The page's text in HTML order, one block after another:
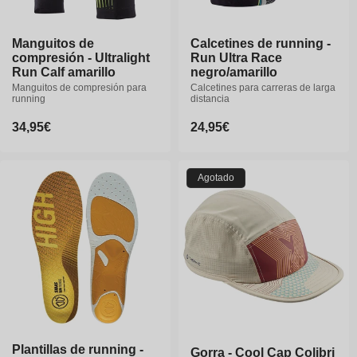
Manguitos de
compresión - Ultralight
Run Calf amarillo
Manguitos de compresión para
running
Precio
34,95€
Manguitos de
compresión - Ultralight
Run Calf amarillo
Manguitos de compresión para
running
Precio
34,95€
Calcetines de running -
Run Ultra Race
negro/amarillo
Calcetines para carreras de larga
distancia
Precio
24,95€
Calcetines de running -
Run Ultra Race
negro/amarillo
Calcetines para carreras de larga
distancia
Precio
24,95€
35-36 37-38
39-40
42-43
44-46
Plantillas de running -
Plantillas de running -
Agotado
Gorra - Cool Cap Colibri
Gorra - Cool Cap Colibri